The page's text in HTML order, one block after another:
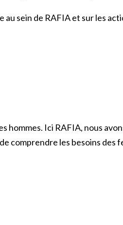
sein de RAFIA et sur les
hommes. Ici RAFIA, nous
comprendre les besoins des